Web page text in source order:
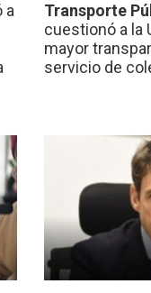
a
Transporte
cuestionó a la
mayor
servicio de